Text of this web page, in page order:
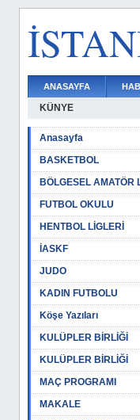
ANASAYFA
KÜNYE
Anasayfa
BASKETBOL
BÖLGESEL AMATÖR
FUTBOL OKULU
HENTBOL LİGLERİ
İASKF
JUDO
KADIN FUTBOLU
Köşe Yazıları
KULÜPLER BİRLİĞİ
KULÜPLER BİRLİĞİ
MAÇ PROGRAMI
MAKALE